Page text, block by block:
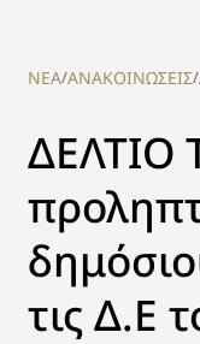
NEA/ΑΝΑΚΟΙΝΩΣΕΙΣ/
ΔΕΛΤΙΟ
τις Δ.Ε